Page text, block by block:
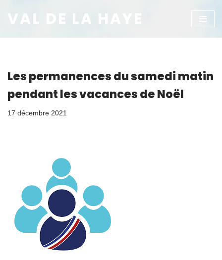
Aller
au
VAL DE LA HAYE
Les permanences du samedi matin
pendant les vacances de Noël
17 décembre 2021